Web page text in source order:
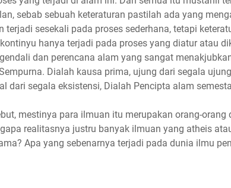
sebab sebuah keteraturan pastilah ada yang
terjadi sesekali pada proses sederhana, tetapi
hanya terjadi pada proses yang diatur atau
dan perencana alam yang sangat
Dialah kausa prima, ujung dari segala
dari segala eksistensi, Dialah Pencipta alam
mestinya para ilmuan itu merupakan orang-orang
realitasnya justru banyak ilmuan yang atheis
Apa yang sebenarnya terjadi pada dunia ilmu